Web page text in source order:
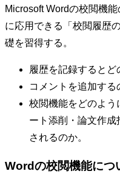
Microsoft Wordの校閲機
に応用できる「校閲履歴
礎を習得する。
履歴を記録するとど
コメントを追加する
校閲機能をどのよう
ート添削・論文作成
されるのか。
Wordの校閲機能につ